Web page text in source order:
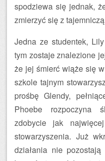
spodziewa się jednak,
zmierzyć się z
Jedna ze studentek,
tym zostaje znalezione
że jej śmierć wiąże się
szkole tajnym
prośbę Glendy,
Phoebe rozpoczyna
zdobycie jak
stowarzyszenia. Już
działania nie